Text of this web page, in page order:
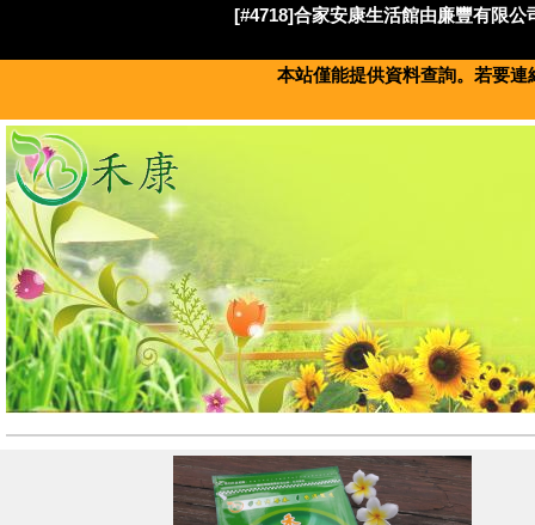
[#4718]合家安康生活館由廉豐有限公
本站僅能提供資料查詢。若要